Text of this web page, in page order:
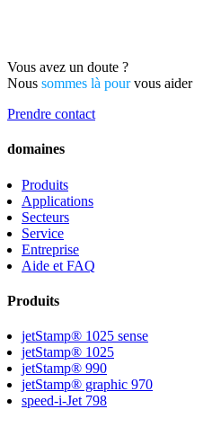
Vous avez un doute ?
Nous sommes là pourvous aider
Prendre contact
domaines
Produits
Applications
Secteurs
Service
Entreprise
Aide et FAQ
Produits
jetStamp® 1025 sense
jetStamp® 1025
jetStamp® 990
jetStamp® graphic 970
speed-i-Jet 798